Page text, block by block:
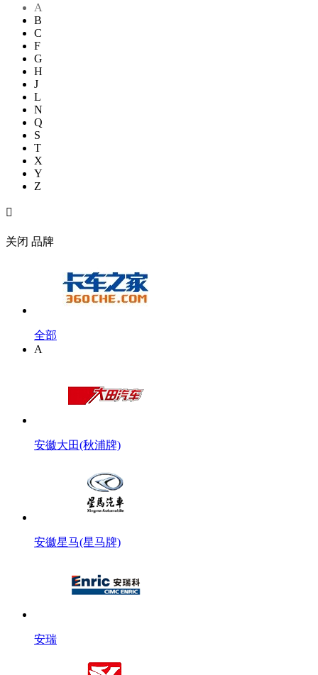
A
B
C
F
G
H
J
L
N
Q
S
T
X
Y
Z

关闭 品牌
全部
A
安徽大田(秋浦牌)
安徽星马(星马牌)
安瑞